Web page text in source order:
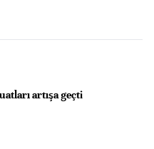
artışa geçti